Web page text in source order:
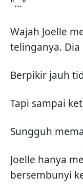
"..."
Wajah Joelle
telinganya.
Berpikir jauh
Tapi sampai
Sungguh
Joelle hanya
bersembunyi